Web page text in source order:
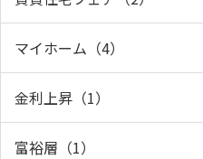
マイホーム（4）
金利上昇（1）
富裕層（1）